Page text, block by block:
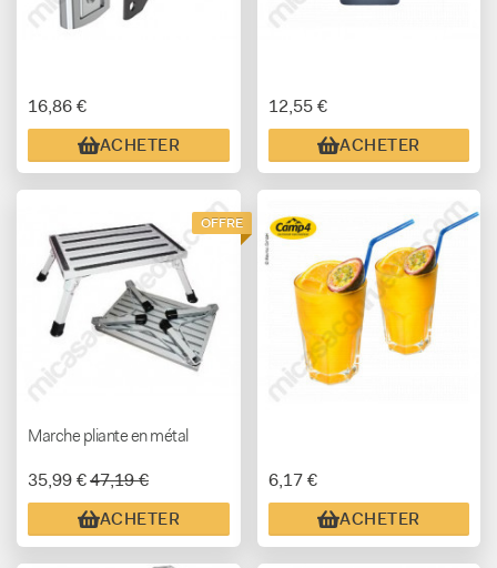
16,86 €
ACHETER
12,55 €
ACHETER
OFFRE
Marche pliante en métal
35,99 €47,19 €
ACHETER
6,17 €
ACHETER